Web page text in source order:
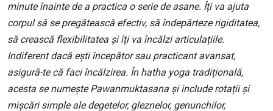
minute înainte de a practica o serie de asane. Îți va ajuta
corpul să se pregătească efectiv, să îndepărteze rigiditatea,
să crească flexibilitatea și îți va încălzi articulațiile.
Indiferent dacă ești începător sau practicant avansat,
asigură-te că faci încălzirea. În hatha yoga tradițională,
acesta se numește Pawanmuktasana și include rotații și
mișcări simple ale degetelor, gleznelor, genunchilor,